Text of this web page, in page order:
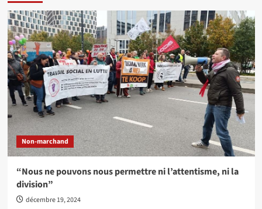
Non-marchand
“Nous ne pouvons nous permettre ni l’attentisme, ni la
division”
décembre 19, 2024